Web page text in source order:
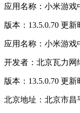
应用名称：小米游戏
版本：13.5.0.70 更新
应用名称：小米游戏
开发者：北京瓦力网
版本：13.5.0.70 更新
北京地址：北京市昌